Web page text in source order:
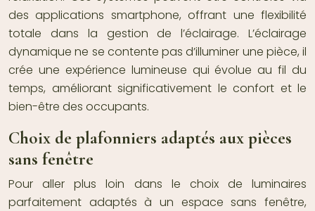
des applications smartphone, offrant une flexibilité
totale dans la gestion de l’éclairage. L’éclairage
dynamique ne se contente pas d’illuminer une pièce, il
crée une expérience lumineuse qui évolue au fil du
temps, améliorant significativement le confort et le
bien-être des occupants.
Choix de plafonniers adaptés aux pièces
sans fenêtre
Pour aller plus loin dans le choix de luminaires
parfaitement adaptés à un espace sans fenêtre,